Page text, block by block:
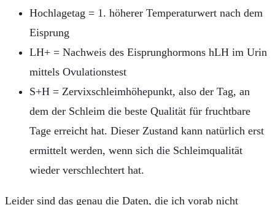
Hochlagetag = 1. höherer Temperaturwert nach dem
Eisprung
LH+ = Nachweis des Eisprunghormons hLH im Urin
mittels Ovulationstest
S+H = Zervixschleimhöhepunkt, also der Tag, an
dem der Schleim die beste Qualität für fruchtbare
Tage erreicht hat. Dieser Zustand kann natürlich erst
ermittelt werden, wenn sich die Schleimqualität
wieder verschlechtert hat.
Leider sind das genau die Daten, die ich vorab nicht